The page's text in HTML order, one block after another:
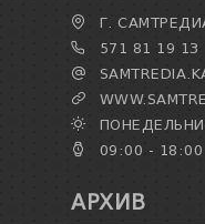
Г.
571 81 19 13
09:00 - 18:00
АРХИВ